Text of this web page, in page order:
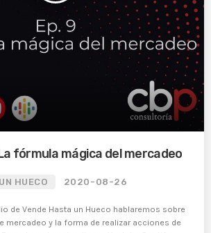
fórmula mágica del mercadeo
HUECO 2020-08-26
de Vende Hasta un Hueco hablaremos sobre
mercadeo y la forma de realizar acciones de